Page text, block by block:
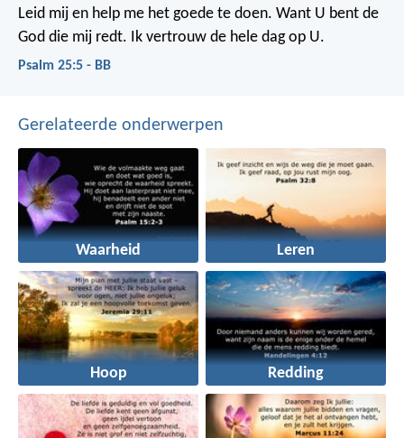
Leid mij en help me het goede te doen. Want U bent de
God die mij redt. Ik vertrouw de hele dag op U.
Psalm 25:5 - BB
Gerelateerde onderwerpen
Waarheid Leren
Hoop Redding